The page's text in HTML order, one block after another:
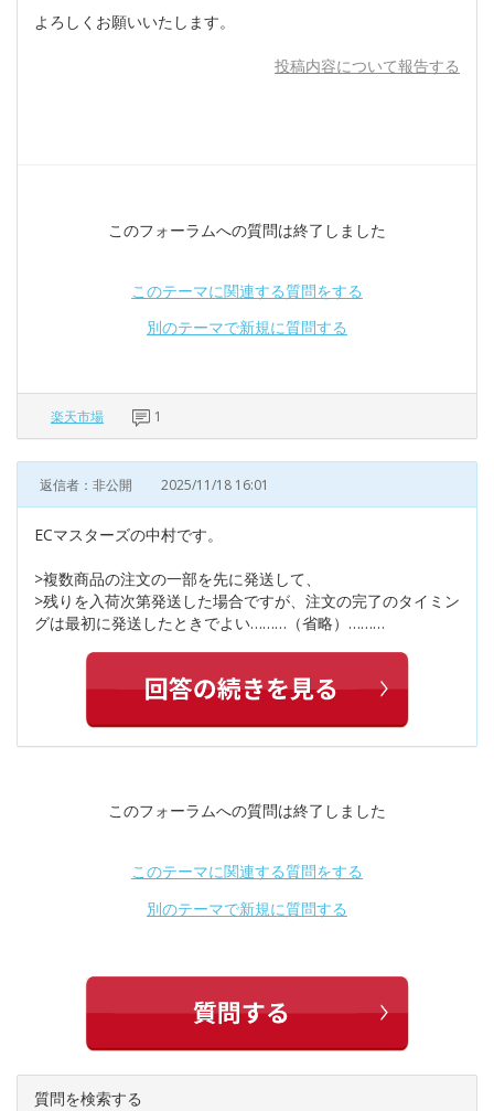
よろしくお願いいたします。
投稿内容について報告する
このフォーラムへの質問は終了しました
このテーマに関連する質問をする
別のテーマで新規に質問する
楽天市場 1
返信者：非公開 2025/11/18 16:01
ECマスターズの中村です。
>複数商品の注文の一部を先に発送して、
>残りを入荷次第発送した場合ですが、注文の完了のタイミン
グは最初に発送したときでよい………（省略）………
このフォーラムへの質問は終了しました
このテーマに関連する質問をする
別のテーマで新規に質問する
質問を検索する